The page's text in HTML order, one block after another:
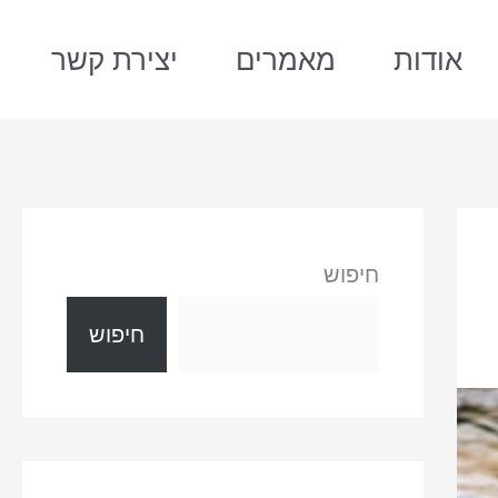
אודות מאמרים יצירת קשר
חיפוש
חיפוש